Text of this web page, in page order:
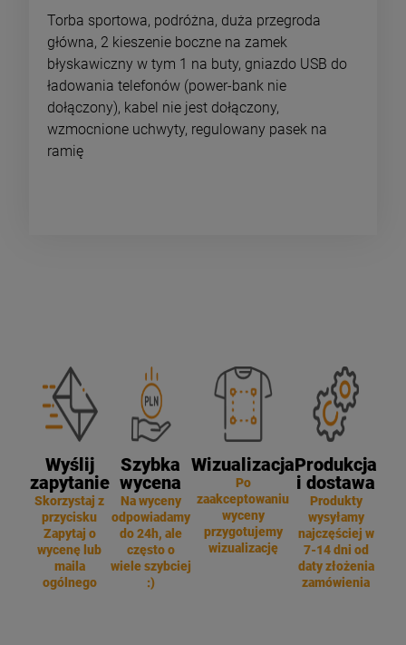
Torba sportowa, podróżna, duża przegroda
główna, 2 kieszenie boczne na zamek
błyskawiczny w tym 1 na buty, gniazdo USB do
ładowania telefonów (power-bank nie
dołączony), kabel nie jest dołączony,
wzmocnione uchwyty, regulowany pasek na
ramię
Wyślij
zapytanie
Skorzystaj z
przycisku
Zapytaj o
wycenę lub
maila
ogólnego
Szybka
wycena
Na wyceny
odpowiadamy
do 24h, ale
często o
wiele szybciej
:)
Wizualizacja
Po
zaakceptowaniu
wyceny
przygotujemy
wizualizację
Produkcja
i dostawa
Produkty
wysyłamy
najczęściej w
7-14 dni od
daty złożenia
zamówienia